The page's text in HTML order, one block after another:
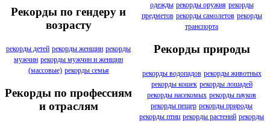
Рекорды по гендеру и
возрасту
рекорды детей рекорды женщин рекорды
мужчин рекорды мужчин и женщин
(массовые) рекорды семья
Рекорды по профессиям
и отраслям
одежды рекорды оружия рекорды
предметов рекорды самолетов рекорды
транспорта
Рекорды природы
рекорды водопадов рекорды животных
рекорды кошек рекорды лошадей
рекорды насекомых рекорды пауков
рекорды пещер рекорды природы
рекорды птиц рекорды растений рекорды